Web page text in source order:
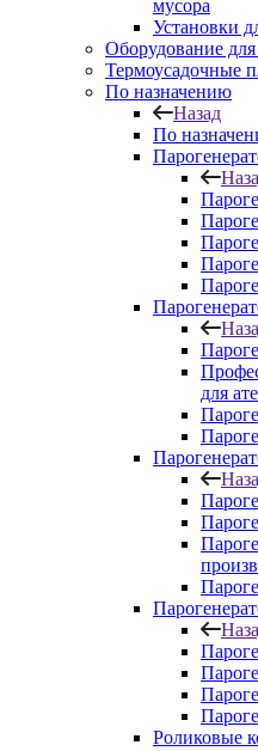
мусора
Установки
Оборудование
Термоусадочные
По назначению
Назад
По
для
Роликовые